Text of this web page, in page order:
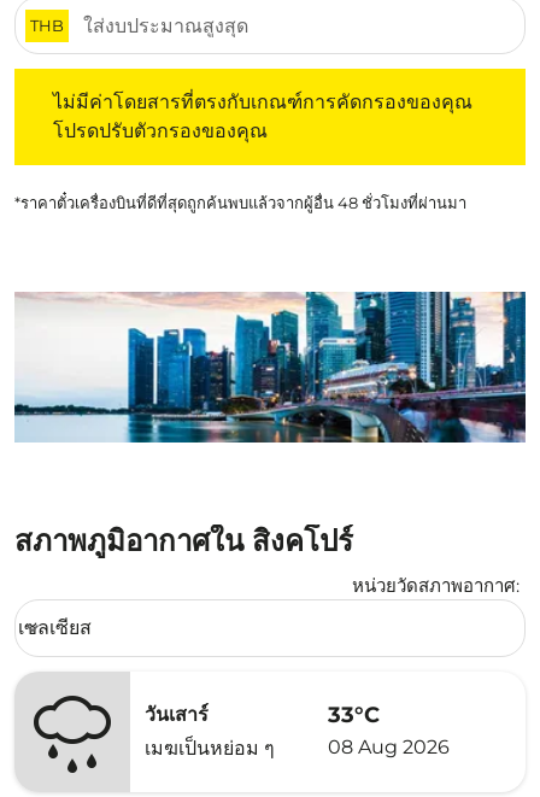
THB
ไม่มีค่าโดยสารที่ตรงกับเกณฑ์การคัดกรองของคุณ
โปรดปรับตัวกรองของคุณ
*ราคาตั๋วเครื่องบินที่ดีที่สุดถูกค้นพบแล้วจากผู้อื่น 48 ชั่วโมงที่ผ่านมา
สภาพภูมิอากาศใน สิงคโปร์
หน่วยวัดสภาพอากาศ:
Weather unit option เซลเซียส Selected
เซลเซียส
keyboard_arrow_down
วันเสาร์
เมฆเป็นหย่อม ๆ
33°C
08 Aug 2026